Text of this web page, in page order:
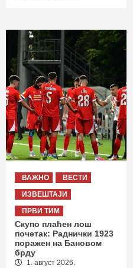
ВАЖНО
ВЕСТИ
ИЗВЕШТАЈИ
ПРВИ ТИМ
Скупо плаћен лош
почетак: Раднички 1923
поражен на Бановом
брду
1. август 2026.